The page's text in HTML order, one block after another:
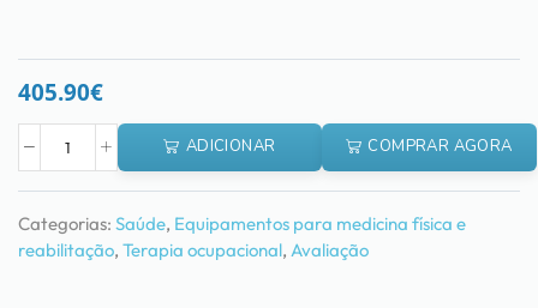
405.90€
ADICIONAR COMPRAR AGORA
Categorias: Saúde, Equipamentos para medicina física e
reabilitação, Terapia ocupacional, Avaliação